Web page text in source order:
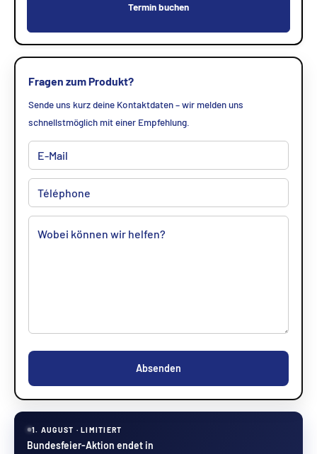
Termin buchen
Fragen zum Produkt?
Sende uns kurz deine Kontaktdaten – wir melden uns
schnellstmöglich mit einer Empfehlung.
Absenden
1. AUGUST · LIMITIERT
Bundesfeier-Aktion endet in